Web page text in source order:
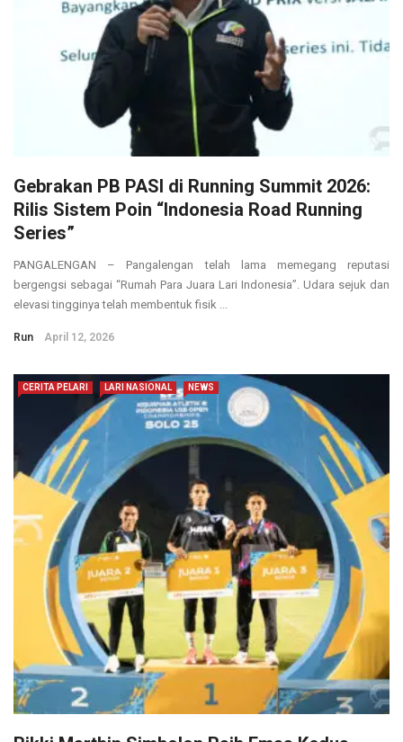
Gebrakan PB PASI di Running Summit 2026:
Rilis Sistem Poin “Indonesia Road Running
Series”
PANGALENGAN – Pangalengan telah lama memegang reputasi
bergengsi sebagai “Rumah Para Juara Lari Indonesia”. Udara sejuk dan
elevasi tingginya telah membentuk fisik ...
Run April 12, 2026
CERITA PELARI LARI NASIONAL NEWS